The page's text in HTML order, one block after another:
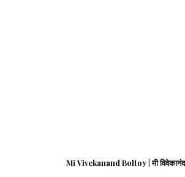
Mi Vivekanand Boltoy | मी विवेकानंद